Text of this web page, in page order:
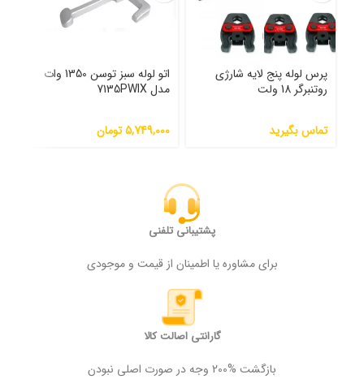
پرس لوله پنج لایه شارژی
روتنبرگر 18 ولت
تماس بگیرید
اتو لوله سبز توسن 1350 وات
مدل 7135PWlX
5,749,000تومان
پشتیبانی تلفنی
برای مشاوره یا اطمینان از قیمت و موجودی
گارانتی اصالت کالا
بازگشت %200 وجه در صورت اصلی نبودن